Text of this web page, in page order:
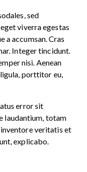
sed
viverra egestas
a accumsan. Cras
Integer tincidunt.
nisi. Aenean
porttitor eu,
error sit
laudantium, totam
inventore veritatis et
explicabo.